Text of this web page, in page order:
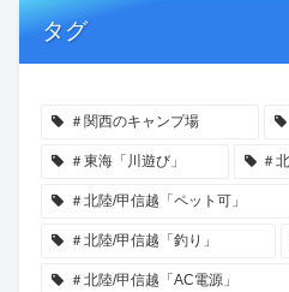
タグ
＃関西のキャンプ場
＃東海「川遊び」 ＃
＃北陸/甲信越「ペット可」
＃北陸/甲信越「釣り」
＃北陸/甲信越「AC電源」